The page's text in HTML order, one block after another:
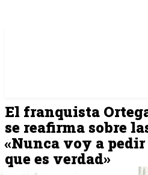
El franquista
se reafirma sobre
«Nunca voy a
que es verdad»